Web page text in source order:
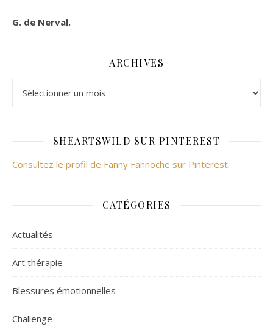
G. de Nerval.
ARCHIVES
SHEARTSWILD SUR PINTEREST
Consultez le profil de Fanny Fannoche sur Pinterest.
CATÉGORIES
Actualités
Art thérapie
Blessures émotionnelles
Challenge